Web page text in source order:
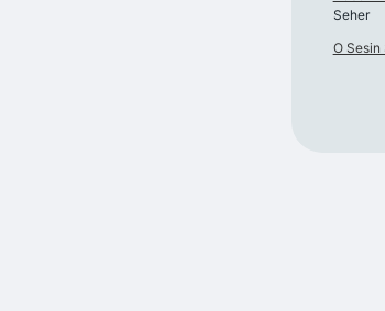
Seher
O Sesin